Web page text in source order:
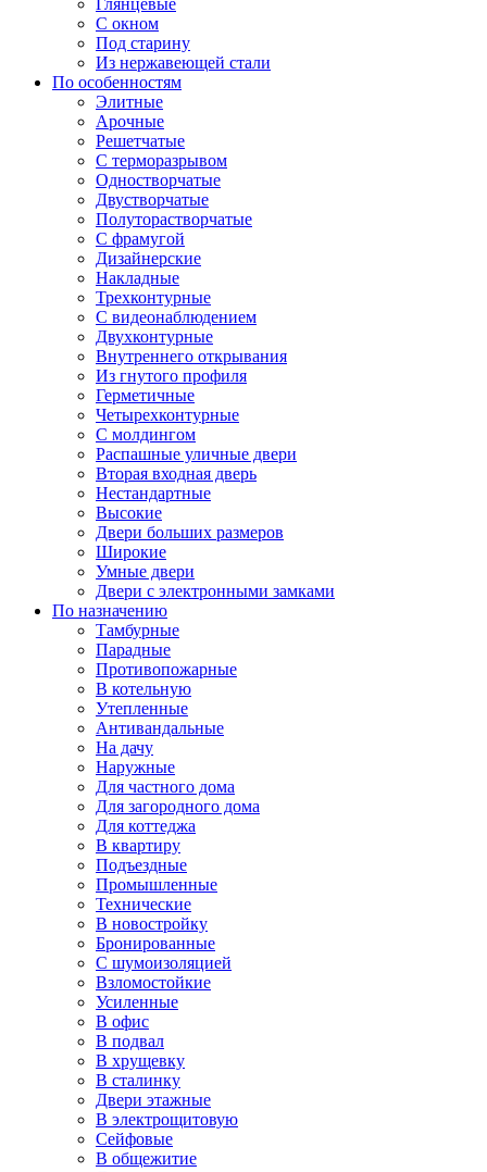
Глянцевые
С окном
Под старину
Из нержавеющей стали
По особенностям
Элитные
Арочные
Решетчатые
С терморазрывом
Одностворчатые
Двустворчатые
Полуторастворчатые
С фрамугой
Дизайнерские
Накладные
Трехконтурные
С видеонаблюдением
Двухконтурные
Внутреннего открывания
Из гнутого профиля
Герметичные
Четырехконтурные
С молдингом
Распашные уличные двери
Вторая входная дверь
Нестандартные
Высокие
Двери больших размеров
Широкие
Умные двери
Двери с электронными замками
По назначению
Тамбурные
Парадные
Противопожарные
В котельную
Утепленные
Антивандальные
На дачу
Наружные
Для частного дома
Для загородного дома
Для коттеджа
В квартиру
Подъездные
Промышленные
Технические
В новостройку
Бронированные
С шумоизоляцией
Взломостойкие
Усиленные
В офис
В подвал
В хрущевку
В сталинку
Двери этажные
В электрощитовую
Сейфовые
В общежитие